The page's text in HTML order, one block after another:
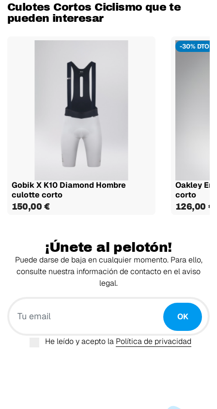
Culotes Cortos Ciclismo que te
pueden interesar
Gobik X K10 Diamond Hombre
culotte corto
150,00 €
-30% DTO
Oakley
corto
126,00 €
¡Únete al pelotón!
Puede darse de baja en cualquier momento. Para ello,
consulte nuestra información de contacto en el aviso
legal.
OK
He leído y acepto la Política de privacidad